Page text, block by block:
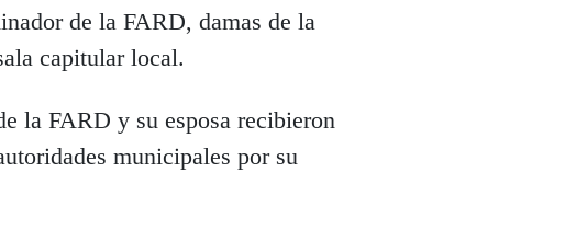
de la FARD, damas de la
capitular local.
la FARD y su esposa recibieron
municipales por su